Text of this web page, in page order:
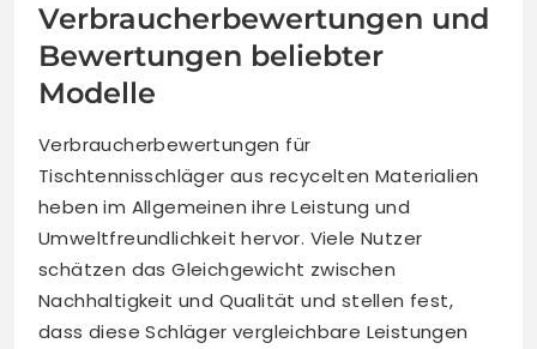
Verbraucherbewertungen und
Bewertungen beliebter
Modelle
Verbraucherbewertungen für
Tischtennisschläger aus recycelten Materialien
heben im Allgemeinen ihre Leistung und
Umweltfreundlichkeit hervor. Viele Nutzer
schätzen das Gleichgewicht zwischen
Nachhaltigkeit und Qualität und stellen fest,
dass diese Schläger vergleichbare Leistungen